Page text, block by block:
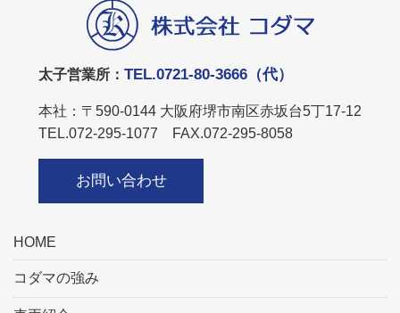
太子営業所： TEL.0721-80-3666（代）
本社：〒590-0144 大阪府堺市南区赤坂台5丁17-12
TEL.072-295-1077 FAX.072-295-8058
お問い合わせ
HOME
コダマの強み